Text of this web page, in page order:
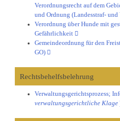
Verordnungsrecht auf dem
und Ordnung (Landesstraf-
Verordnung über Hunde mit
Gefährlichkeit
Gemeindeordnung für den
GO)
Rechtsbehelfsbelehrung
Verwaltungsgerichtsprozess;
verwaltungsgerichtliche Klage